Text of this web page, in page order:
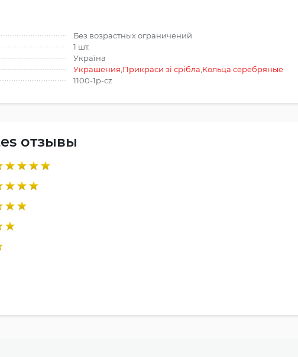
Без возрастных ограничений
1 шт.
Україна
Украшения,Прикраси зі срібла,Кольца серебряные
1100-1p-cz
отзывы